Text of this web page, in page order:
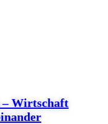
– Wirtschaft